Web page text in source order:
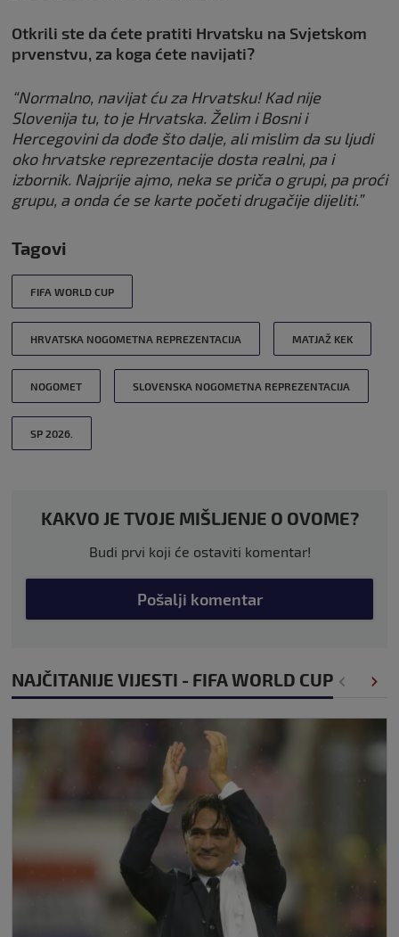
Otkrili ste da ćete pratiti Hrvatsku na Svjetskom
prvenstvu, za koga ćete navijati?
“Normalno, navijat ću za Hrvatsku! Kad nije
Slovenija tu, to je Hrvatska. Želim i Bosni i
Hercegovini da dođe što dalje, ali mislim da su ljudi
oko hrvatske reprezentacije dosta realni, pa i
izbornik. Najprije ajmo, neka se priča o grupi, pa proći
grupu, a onda će se karte početi drugačije dijeliti.”
Tagovi
FIFA WORLD CUP
HRVATSKA NOGOMETNA REPREZENTACIJA MATJAŽ KEK
NOGOMET SLOVENSKA NOGOMETNA REPREZENTACIJA
SP 2026.
KAKVO JE TVOJE MIŠLJENJE O OVOME?
Budi prvi koji će ostaviti komentar!
Pošalji komentar
NAJČITANIJE VIJESTI - FIFA WORLD CUP